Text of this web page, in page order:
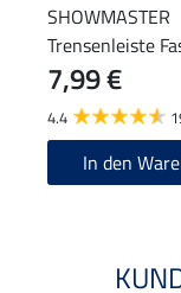
SHOWMASTER
Trensenleiste
7,99 €
4.4
In den